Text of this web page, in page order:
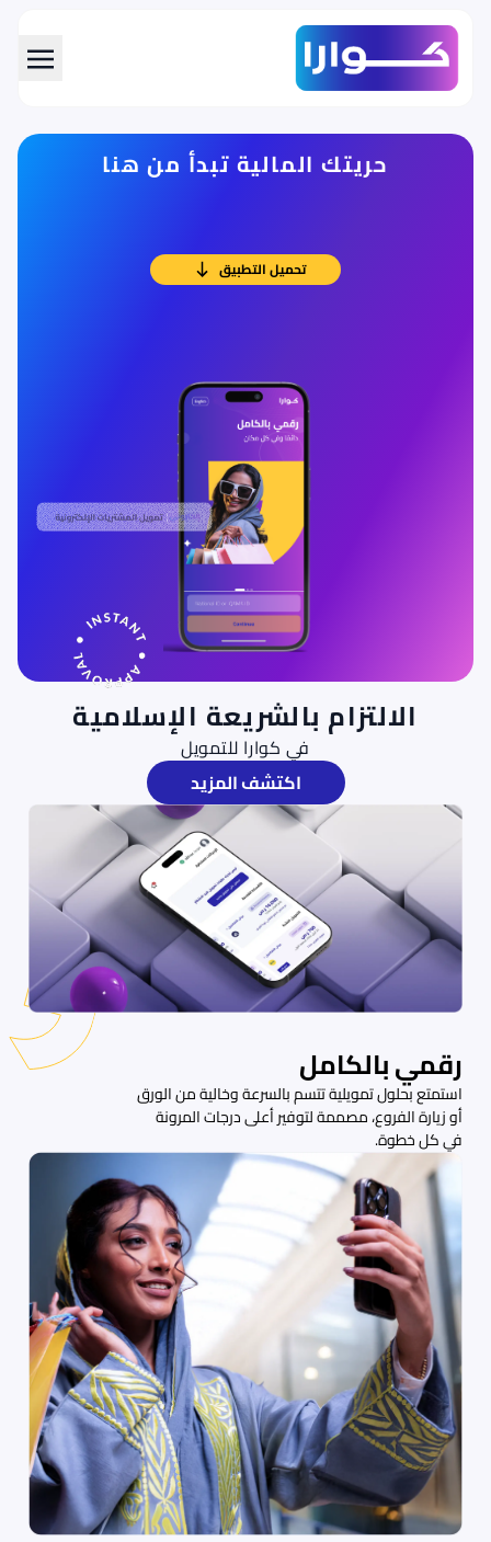
حريتك المالية تبدأ من هنا
تحميل التطبيق
الالتزام بالشريعة الإسلامية
في كوارا للتمويل
اكتشف المزيد
رقمي بالكامل
استمتع بحلول تمويلية تتسم بالسرعة وخالية من الورق
أو زيارة الفروع، مصممة لتوفير أعلى درجات المرونة
في كل خطوة.